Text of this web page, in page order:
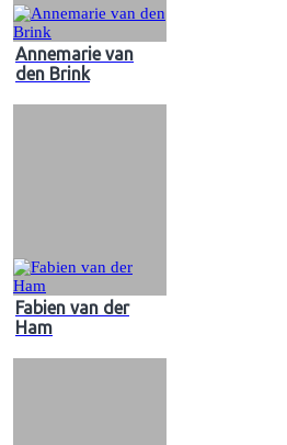
Annemarie van
den Brink
Fabien van der
Ham